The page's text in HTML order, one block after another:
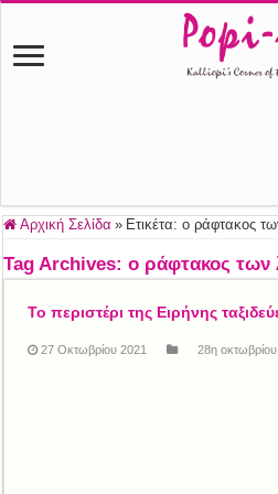
Αρχική Σελίδα » Ετικέτα:ο ράφτακος
Tag Archives:ο ράφτακος των
Το περιστέρι της Ειρήνης
27 Οκτωβρίου 2021 28η